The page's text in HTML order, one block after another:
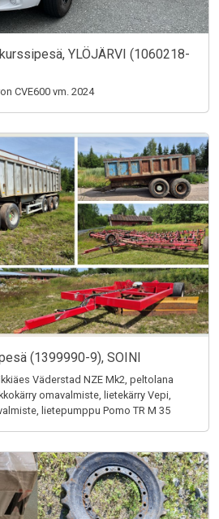
YLÖJÄRVI (1060218-
CVE600 vm. 2024
(1399990-9), SOINI
Väderstad NZE Mk2, peltolana
omavalmiste, lietekärry Vepi,
lietepumppu Pomo TR M 35